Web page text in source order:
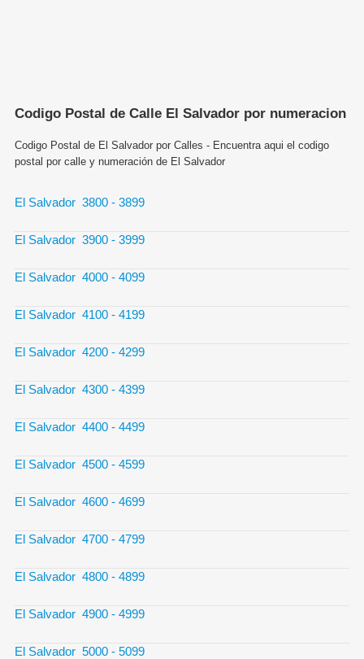
Codigo Postal de Calle El Salvador por numeracion
Codigo Postal de El Salvador por Calles - Encuentra aqui el codigo
postal por calle y numeración de El Salvador
El Salvador 3800 - 3899
El Salvador 3900 - 3999
El Salvador 4000 - 4099
El Salvador 4100 - 4199
El Salvador 4200 - 4299
El Salvador 4300 - 4399
El Salvador 4400 - 4499
El Salvador 4500 - 4599
El Salvador 4600 - 4699
El Salvador 4700 - 4799
El Salvador 4800 - 4899
El Salvador 4900 - 4999
El Salvador 5000 - 5099